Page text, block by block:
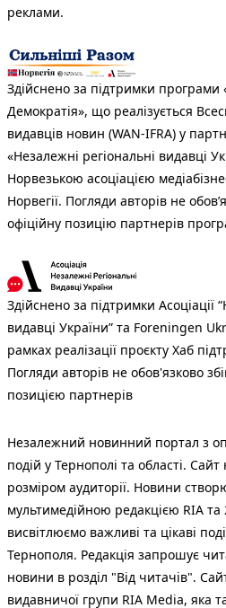
реклами.
Здійснено за підтримки
Демократія», що реалізується
видавців новин (WAN-IFRA) у
«Незалежні регіональні видавці
Норвезькою асоціацією
Норвегії. Погляди авторів не
офіційну позицію партнерів
Здійснено за підтримки Асоціації
видавці України” та Foreningen
рамках реалізації проєкту Хаб
Погляди авторів не обов'язково
позицією партнерів
Незалежний новинний портал з
подій у Тернополі та області.
розміром аудиторії. Новини
мультимедійною редакцією RIA
висвітлюємо важливі та цікаві
Тернополя. Редакція запрошує
новини в розділ "Від читачів".
видавничої групи RIA Media, яка